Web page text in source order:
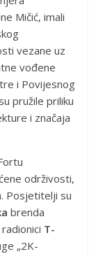
Mičić, imali
vezane uz
vođene
i Povijesnog
pružile priliku
i značaja
održivosti,
Posjetitelji su
brenda
T-
„2K-